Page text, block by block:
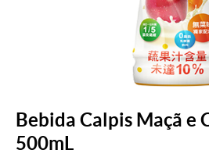
Bebida Calpis Maçã e
500mL